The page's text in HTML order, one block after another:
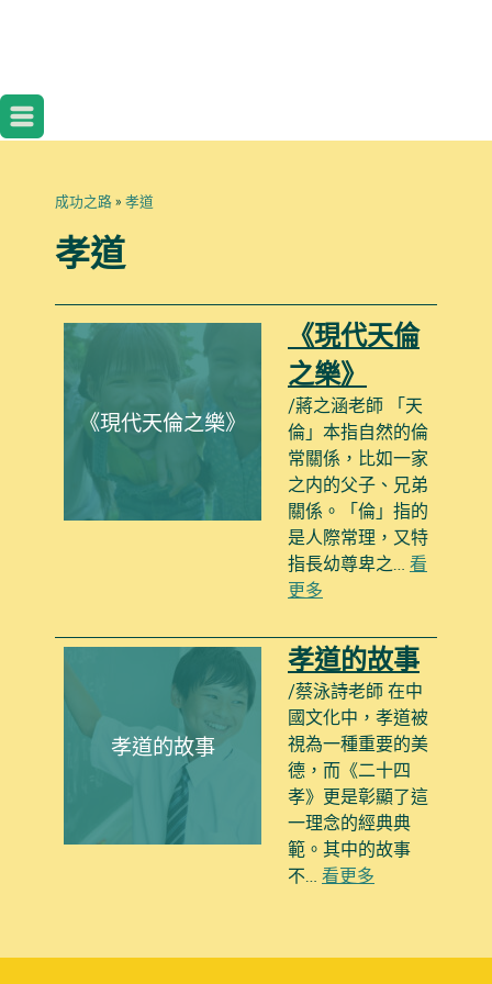
成功之路» 孝道
孝道
《現代天倫之樂》
《現代天倫
之樂》
/蔣之涵老師 「天
倫」本指自然的倫
常關係，比如一家
之内的父子、兄弟
關係。「倫」指的
是人際常理，又特
指長幼尊卑之… 看
更多
孝道的故事
孝道的故事
/蔡泳詩老師 在中
國文化中，孝道被
視為一種重要的美
德，而《二十四
孝》更是彰顯了這
一理念的經典典
範。其中的故事
不… 看更多